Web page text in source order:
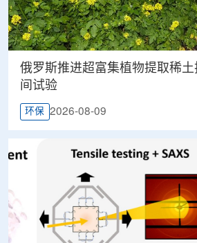
俄罗斯推进超富集植物提取稀土
间试验
环保 2026-08-09